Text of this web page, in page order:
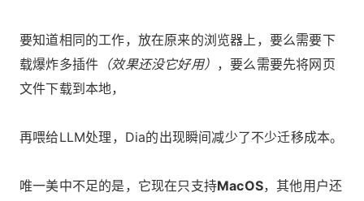
要知道相同的工作，放在原来的浏览器上，要么需要下
载爆炸多插件 （效果还没它好用） ，要么需要先将网页
文件下载到本地，
再喂给LLM处理，Dia的出现瞬间减少了不少迁移成本。
唯一美中不足的是，它现在只支持MacOS，其他用户还